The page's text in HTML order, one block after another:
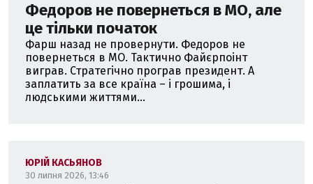
Федоров не повернеться в МО, але
це тільки початок
Фарш назад не провернути. Федоров не
повернеться в МО. Тактично Файєрпоінт
виграв. Стратегічно програв президент. А
заплатить за все країна – і грошима, і
людськими життями...
ЮРІЙ КАСЬЯНОВ
30 липня 2026, 13:46